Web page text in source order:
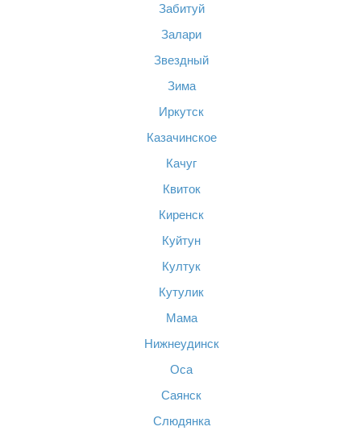
Забитуй
Залари
Звездный
Зима
Иркутск
Казачинское
Качуг
Квиток
Киренск
Куйтун
Култук
Кутулик
Мама
Нижнеудинск
Оса
Саянск
Слюдянка